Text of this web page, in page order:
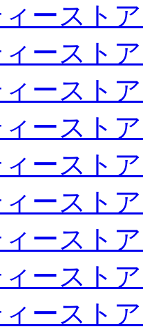
ースト
ースト
ースト
ースト
ースト
ースト
ースト
ースト
ースト